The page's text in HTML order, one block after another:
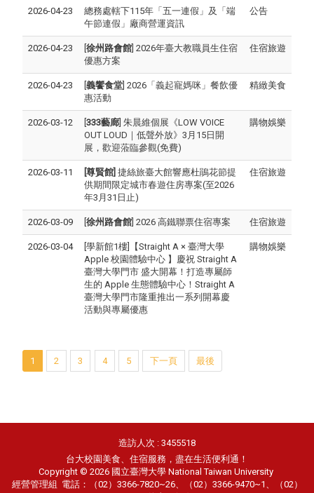
2026-04-23
總務處轄下115年「五一連假」及「端
午節連假」廠商營運資訊
公告
2026-04-23 徐州路會館 ] 2026年臺大教職員生住宿
優惠方案
住宿旅遊
2026-04-23 義饗食堂 ] 2026「義起寵媽咪」餐飲優
惠活動
精緻美食
2026-03-12 333藝廊 ] 朱晨維個展《LOW VOICE
OUT LOUD｜低聲外放》3月15日開
展，歡迎蒞臨參觀(免費)
購物娛樂
2026-03-11 [尊賢館] 捷絲旅臺大館響應杜鵑花節提
供期間限定城市春遊住房專案(至2026
年3月31日止)
住宿旅遊
2026-03-09 徐州路會館 ] 2026 高鐵聯票住宿專案 住宿旅遊
2026-03-04
[學新館1樓]【Straight A × 臺灣大學
Apple 校園體驗中心 】慶祝 Straight A
臺灣大學門市 盛大開幕！打造專屬師
生的 Apple 生態體驗中心！Straight A
臺灣大學門市隆重推出一系列開幕慶
活動與專屬優惠
購物娛樂
1 2 3 4 5 下一頁 最後
造訪人次 : 3455518
台大校園美食、住宿服務，盡在生活便利通！
Copyright © 2026 國立臺灣大學 National Taiwan University
經營管理組 電話：（02）3366-7820~26、（02）3366-9470~1、（02）